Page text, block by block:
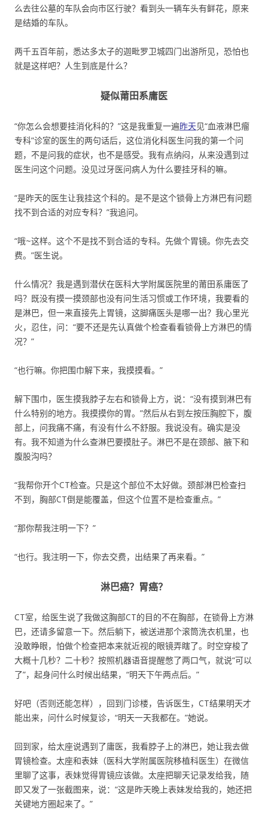
么去往公墓的车队会向市区行驶？看到头一辆车头有鲜花，原来
是结婚的车队。
两千五百年前，悉达多太子的迦毗罗卫城四门出游所见，恐怕也
就是这样吧？人生到底是什么？
疑似莆田系庸医
“你怎么会想要挂消化科的？”这是我重复一遍昨天见“血液淋巴瘤
专科”诊室的医生的两句话后，这位消化科医生问我的第一个问
题，不是问我的症状，也不是感受。我有点纳闷，从来没遇到过
医生问这个问题。没见过牙医问病人为什么要挂牙科的嘛。
“是昨天的医生让我挂这个科的。是不是这个锁骨上方淋巴有问题
找不到合适的对应专科？”我追问。
“哦~这样。这个不是找不到合适的专科。先做个胃镜。你先去交
费。”医生说。
什么情况？我是遇到潜伏在医科大学附属医院里的莆田系庸医了
吗？既没有摸一摸颈部也没有问生活习惯或工作环境，我要看的
是淋巴，但一来直接先上胃镜，这脚痛医头是哪一出？我心里光
火，忍住，问：“要不还是先认真做个检查看看锁骨上方淋巴的情
况？”
“也行嘛。你把围巾解下来，我摸摸看。”
解下围巾，医生摸我脖子左右和锁骨上方，说：“没有摸到淋巴有
什么特别的地方。我摸摸你的胃。”然后从右到左按压胸腔下，腹
部上，问我痛不痛，有没有什么不舒服。我说没有。确实是没
有。我不知道为什么查淋巴要摸肚子。淋巴不是在颈部、腋下和
腹股沟吗？
“我帮你开个CT检查。只是这个部位不太好做。颈部淋巴检查扫
不到，胸部CT倒是能覆盖，但这个位置不是检查重点。”
“那你帮我注明一下？”
“也行。我注明一下，你去交费，出结果了再来看。”
淋巴癌？胃癌？
CT室，给医生说了我做这胸部CT的目的不在胸部，在锁骨上方淋
巴，还请多留意一下。然后躺下，被送进那个滚筒洗衣机里，也
没敢睁眼，怕做个检查把本来就近视的眼镜弄瞎了。时空穿梭了
大概十几秒？二十秒？按照机器语音提醒憋了两口气，就说“可以
了”，起身问什么时候出结果，“明天下午两点后。”
好吧（否则还能怎样），回到门诊楼，告诉医生，CT结果明天才
能出来，问什么时候复诊，“明天一天我都在。”她说。
回到家，给太座说遇到了庸医，我看脖子上的淋巴，她让我去做
胃镜检查。太座和表妹（医科大学附属医院移植科医生）在微信
里聊了这事，表妹觉得胃镜应该做。太座把聊天记录发给我，随
即又发了一张截图来，说：“这是昨天晚上表妹发给我的，她还把
关键地方圈起来了。”